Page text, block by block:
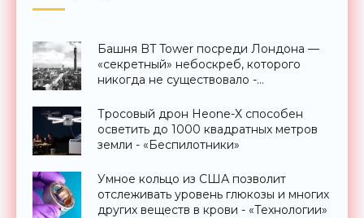
Башня BT Tower посреди Лондона —
«секретный» небоскреб, которого
никогда не существовало -
Тросовый дрон Heone-X способен
осветить до 1000 квадратных метров
земли - «Беспилотники»
Умное кольцо из США позволит
отслеживать уровень глюкозы и многих
других веществ в крови - «Технологии»